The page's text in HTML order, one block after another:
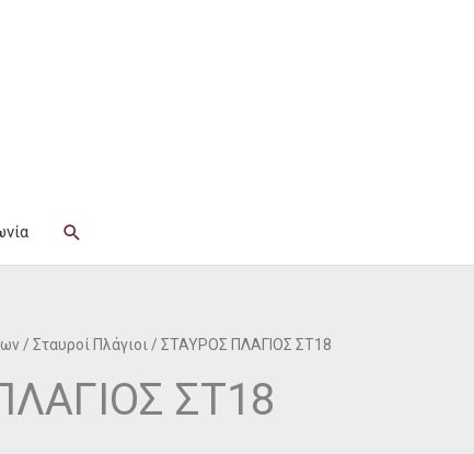
Αναζήτηση
/ Σταυροί Πλάγιοι / ΣΤΑΥΡΟΣ ΠΛΑΓΙΟΣ ΣΤ18
ΣΤ18